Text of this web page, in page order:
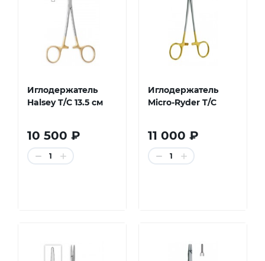
Иглодержатель
Halsey T/C 13.5 см
10 500 ₽
1
Иглодержатель
Micro-Ryder T/C
11 000 ₽
1